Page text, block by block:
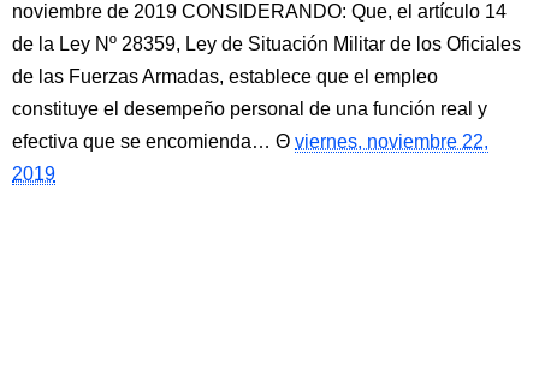
noviembre de 2019 CONSIDERANDO: Que, el artículo 14
de la Ley Nº 28359, Ley de Situación Militar de los Oficiales
de las Fuerzas Armadas, establece que el empleo
constituye el desempeño personal de una función real y
efectiva que se encomienda…
viernes, noviembre 22,
2019